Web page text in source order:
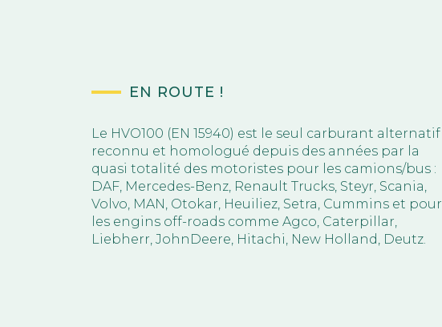
EN ROUTE !
Le HVO100 (EN 15940) est le seul carburant alternatif
reconnu et homologué depuis des années par la
quasi totalité des motoristes pour les camions/bus :
DAF, Mercedes-Benz, Renault Trucks, Steyr, Scania,
Volvo, MAN, Otokar, Heuiliez, Setra, Cummins et pour
les engins off-roads comme Agco, Caterpillar,
Liebherr, JohnDeere, Hitachi, New Holland, Deutz.